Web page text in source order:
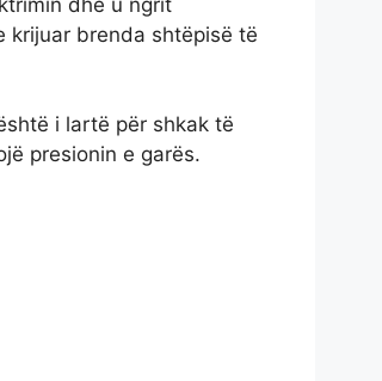
krijuar brenda shtëpisë të
i lartë për shkak të
presionin e garës.